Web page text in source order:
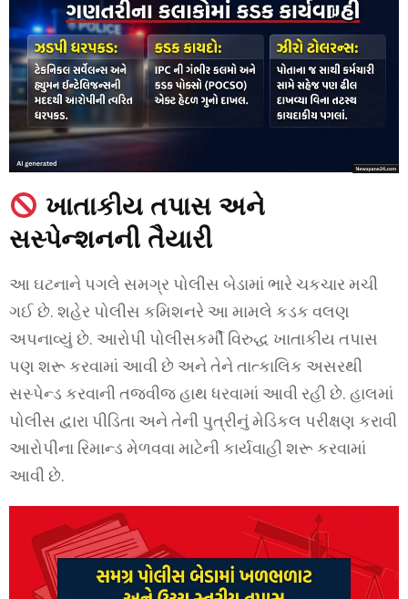
ખાતાકીય તપાસ અને
સસ્પેન્શનની તૈયારી
આ ઘટનાને પગલે સમગ્ર પોલીસ બેડામાં ભારે ચકચાર મચી
ગઈ છે. શહેર પોલીસ કમિશનરે આ મામલે કડક વલણ
અપનાવ્યું છે. આરોપી પોલીસકર્મી વિરુદ્ધ ખાતાકીય તપાસ
પણ શરૂ કરવામાં આવી છે અને તેને તાત્કાલિક અસરથી
સસ્પેન્ડ કરવાની તજવીજ હાથ ધરવામાં આવી રહી છે. હાલમાં
પોલીસ દ્વારા પીડિતા અને તેની પુત્રીનું મેડિકલ પરીક્ષણ કરાવી
આરોપીના રિમાન્ડ મેળવવા માટેની કાર્યવાહી શરૂ કરવામાં
આવી છે.